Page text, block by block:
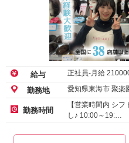
給与 正社員-月給
勤務地 愛知県東海市 聚楽
勤務時間
【営業時間内 シ
し♪ 10:00～19:…